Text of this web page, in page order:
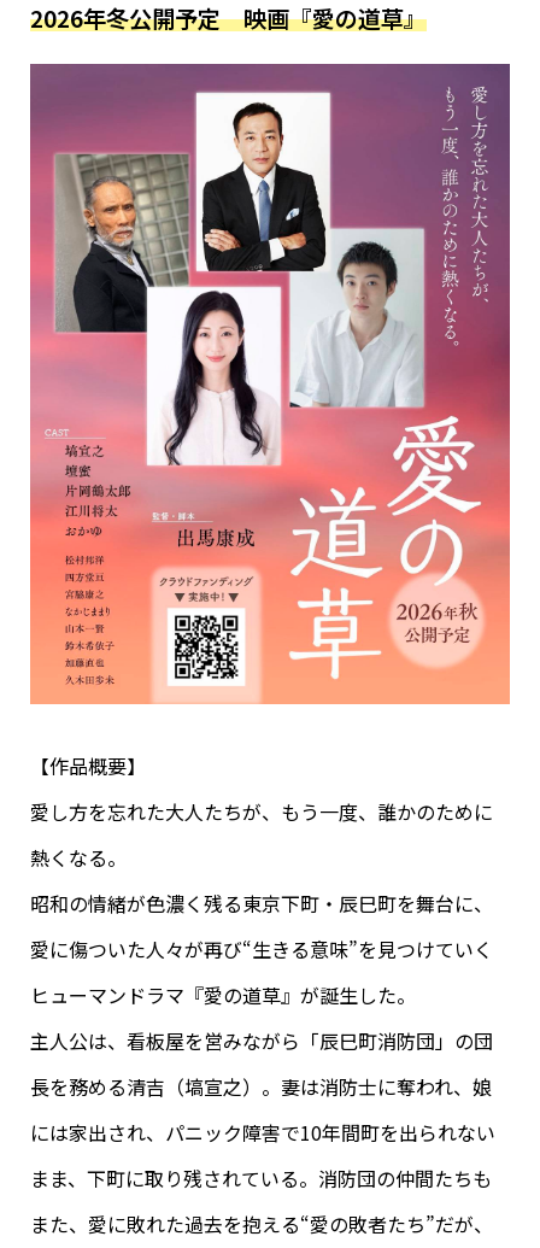
2026年冬公開予定 映画『愛の道草』
【作品概要】
愛し方を忘れた大人たちが、もう一度、誰かのために
熱くなる。
昭和の情緒が色濃く残る東京下町・辰巳町を舞台に、
愛に傷ついた人々が再び“生きる意味”を見つけていく
ヒューマンドラマ『愛の道草』が誕生した。
主人公は、看板屋を営みながら「辰巳町消防団」の団
長を務める清吉（塙宣之）。妻は消防士に奪われ、娘
には家出され、パニック障害で10年間町を出られない
まま、下町に取り残されている。消防団の仲間たちも
また、愛に敗れた過去を抱える“愛の敗者たち”だが、